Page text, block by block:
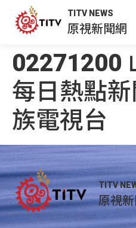
TITV NEWS
原視新聞網
02271200
每日熱點
族電視台
TITV
原視